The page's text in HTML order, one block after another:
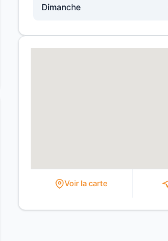
Dimanche
Voir la carte